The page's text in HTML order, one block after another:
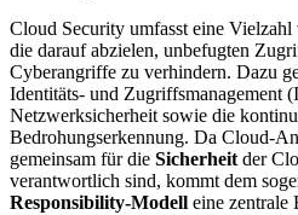
Cloud Security umfasst eine Vielzahl
die darauf abzielen, unbefugten
Cyberangriffe zu verhindern. Dazu
Identitäts- und Zugriffsmanagement
Netzwerksicherheit sowie die
Bedrohungserkennung. Da Cloud-
gemeinsam für die Sicherheit der
verantwortlich sind, kommt dem
Responsibility-Modell eine zentrale